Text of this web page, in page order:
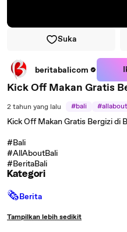
Suka
beritabalicom
Kick Off Makan Gratis
2 tahun yang lalu #bali
Kick Off Makan Gratis Bergizi di
#Bali
#AllAboutBali
#BeritaBali
Kategori
🗞Berita
Tampilkan lebih sedikit